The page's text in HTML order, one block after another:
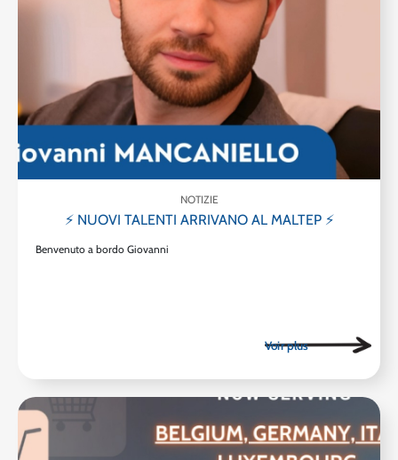
NOTIZIE
⚡ NUOVI TALENTI ARRIVANO AL MALTEP ⚡
Benvenuto a bordo Giovanni